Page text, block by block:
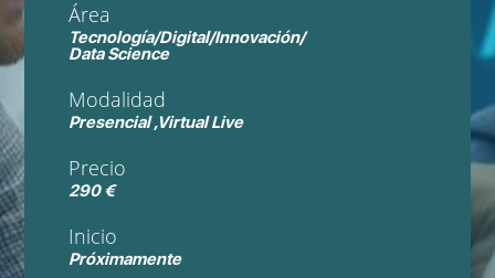
Área
Tecnología/Digital/Innovación/
Data Science
Modalidad
Presencial ,Virtual Live
Precio
290 €
Inicio
Próximamente